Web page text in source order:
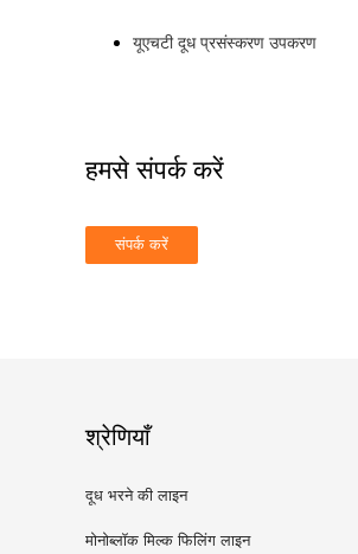
यूएचटी दूध प्रसंस्करण उपकरण
हमसे संपर्क करें
श्रेणियाँ
दूध भरने की लाइन
मोनोब्लॉक मिल्क फिलिंग लाइन